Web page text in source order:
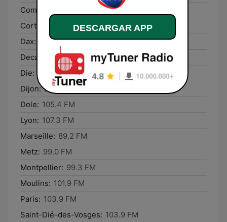
Compiègne:
Corte:
107.3 FM
Dax:
93.5 FM
Decazeville: 90.3 FM
Die: 95.0 FM
Dijon: 99.6 FM
Dole: 105.4 FM
Lyon: 107.3 FM
Marseille: 89.2 FM
Metz: 99.0 FM
Montpellier: 99.3 FM
Moulins: 101.9 FM
Paris: 103.9 FM
Saint-Dié-des-Vosges: 103.9 FM
DESCARGAR APP